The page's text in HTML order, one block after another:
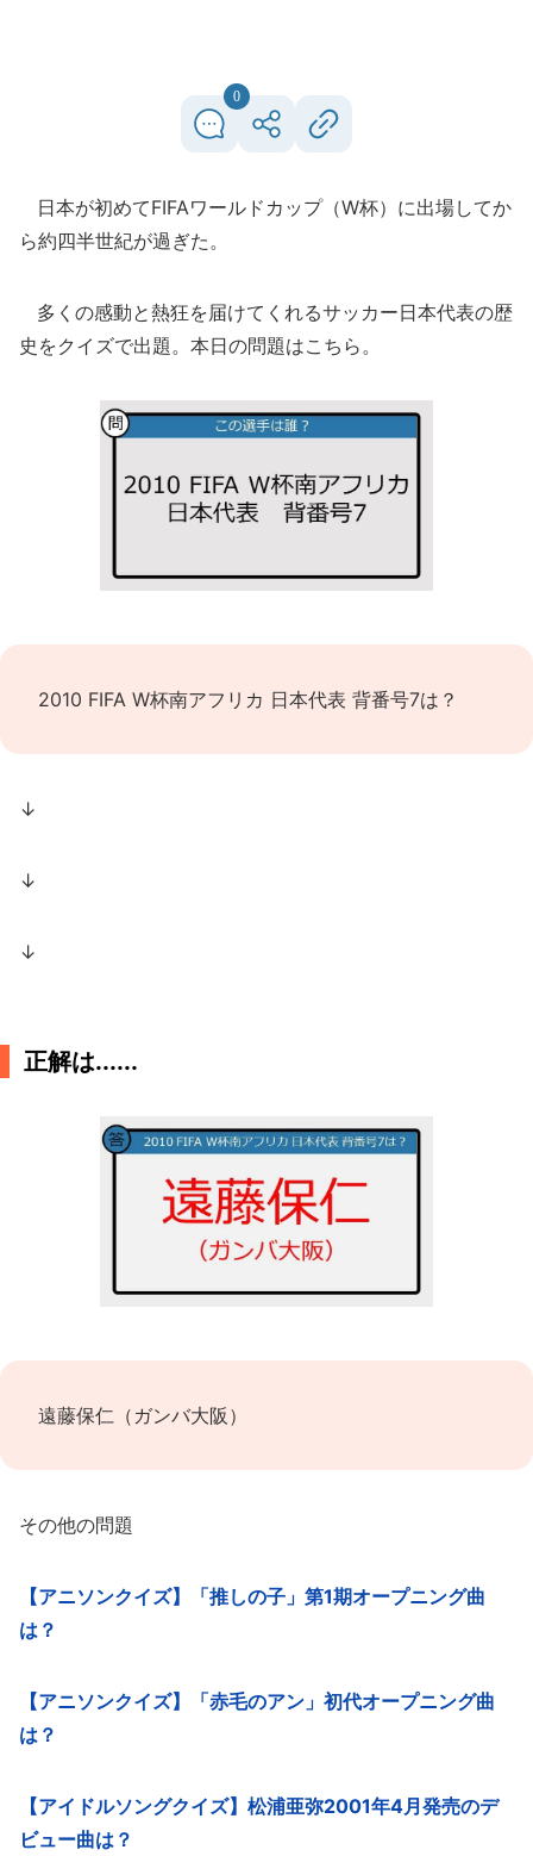
0
日本が初めてFIFAワールドカップ（W杯）に出場してか
ら約四半世紀が過ぎた。
多くの感動と熱狂を届けてくれるサッカー日本代表の歴
史をクイズで出題。本日の問題はこちら。
2010 FIFA W杯南アフリカ 日本代表 背番号7は？
↓
↓
↓
正解は......
遠藤保仁（ガンバ大阪）
その他の問題
【アニソンクイズ】「推しの子」第1期オープニング曲
は？
【アニソンクイズ】「赤毛のアン」初代オープニング曲
は？
【アイドルソングクイズ】松浦亜弥2001年4月発売のデ
ビュー曲は？